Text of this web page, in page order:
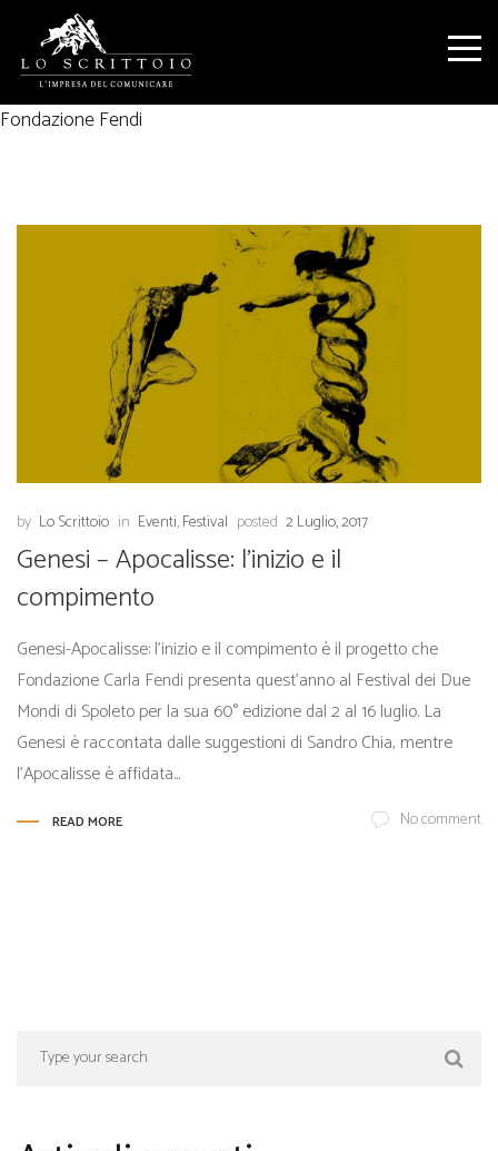
Fondazione Fendi
by Lo Scrittoio in Eventi,Festival posted 2 Luglio, 2017
Genesi – Apocalisse: l’inizio e il
compimento
Genesi-Apocalisse: l’inizio e il compimento è il progetto che
Fondazione Carla Fendi presenta quest’anno al Festival dei Due
Mondi di Spoleto per la sua 60° edizione dal 2 al 16 luglio. La
Genesi è raccontata dalle suggestioni di Sandro Chia, mentre
l’Apocalisse è affidata...
READ MORE No comment